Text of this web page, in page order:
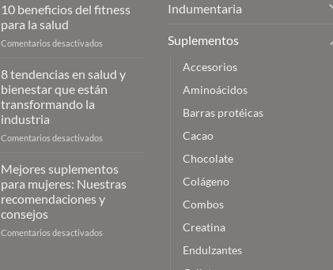
10 beneficios del fitness
para la salud
Comentarios desactivados
beneficios
del
fitness
8 tendencias en salud y
bienestar que están
transformando la
industria
Comentarios desactivados
tendencias
en
salud
y
Mejores suplementos
para mujeres: Nuestras
recomendaciones y
consejos
Comentarios desactivados
Indumentaria
Suplementos
Accesorios
Aminoácidos
Barras protéicas
Cacao
Chocolate
Colágeno
Combos
Creatina
Endulzantes